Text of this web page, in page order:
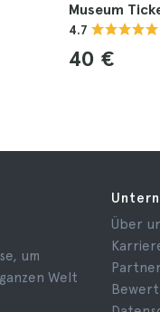
Museum
4.7
40 €
um
Welt
Über
Partner